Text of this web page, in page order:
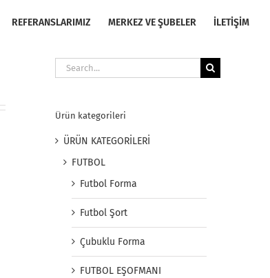
REFERANSLARIMIZ MERKEZ VE ŞUBELER İLETİŞİM
Search
for:
Ürün kategorileri
ÜRÜN KATEGORİLERİ
FUTBOL
Futbol Forma
Futbol Şort
Çubuklu Forma
FUTBOL EŞOFMANI